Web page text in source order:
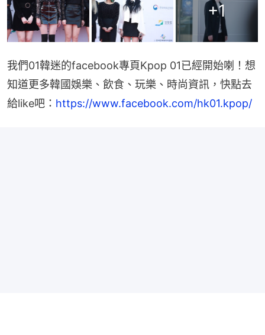
+1
我們01韓迷的facebook專頁Kpop 01已經開始喇！想
知道更多韓國娛樂、飲食、玩樂、時尚資訊，快點去
給like吧： https://www.facebook.com/hk01.kpop/